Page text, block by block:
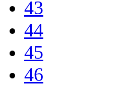
43
44
45
46